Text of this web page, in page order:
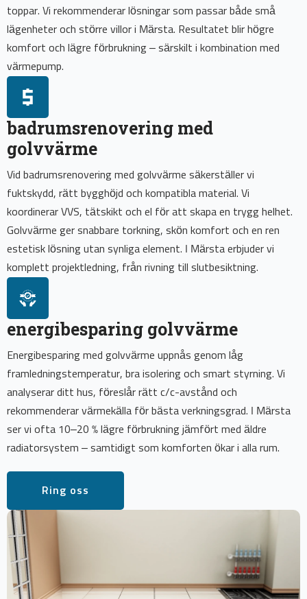
toppar. Vi rekommenderar lösningar som passar både små
lägenheter och större villor i Märsta. Resultatet blir högre
komfort och lägre förbrukning – särskilt i kombination med
värmepump.
badrumsrenovering med
golvvärme
Vid badrumsrenovering med golvvärme säkerställer vi
fuktskydd, rätt bygghöjd och kompatibla material. Vi
koordinerar VVS, tätskikt och el för att skapa en trygg helhet.
Golvvärme ger snabbare torkning, skön komfort och en ren
estetisk lösning utan synliga element. I Märsta erbjuder vi
komplett projektledning, från rivning till slutbesiktning.
energibesparing golvvärme
Energibesparing med golvvärme uppnås genom låg
framledningstemperatur, bra isolering och smart styrning. Vi
analyserar ditt hus, föreslår rätt c/c-avstånd och
rekommenderar värmekälla för bästa verkningsgrad. I Märsta
ser vi ofta 10–20 % lägre förbrukning jämfört med äldre
radiatorsystem – samtidigt som komforten ökar i alla rum.
Ring oss